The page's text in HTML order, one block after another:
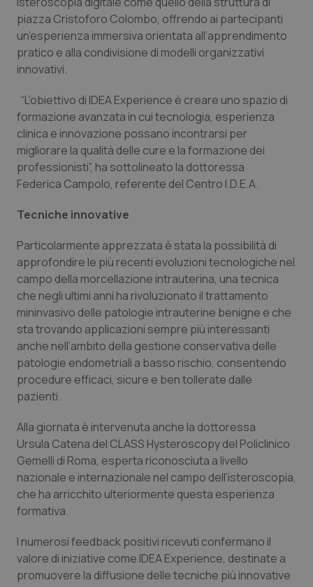
Provincia Autonoma di Bolzano
Provincia Autonoma di Trento
Puglia
Sardegna
Sicilia
Umbria
Valle D’Aosta
Veneto
Infezioni & Febbre
Ipertensione & Scompenso
Malattie rare
Malattia di Crohn & Rettocolite Ulcerosa
Neuroscienze & patologie neurodegenerative
Oftalmologia
Oncodermatologia
Oncoematologia
Oncologia & Nutrizione
Psoriasi & pelle
Quotidiano Cardiologia
Quotidiano Chirurgia
Quotidiano Oncologia
Rene & patologie urogenitali
piazza Cristoforo Colombo, offrendo ai partecipanti
un’esperienza immersiva orientata all’apprendimento
pratico e alla condivisione di modelli organizzativi
innovativi.
“L’obiettivo di IDEA Experience è creare uno spazio di
formazione avanzata in cui tecnologia, esperienza
clinica e innovazione possano incontrarsi per
migliorare la qualità delle cure e la formazione dei
professionisti”, ha sottolineato la dottoressa
Federica Campolo, referente del Centro I.D.E.A.
Tecniche innovative
Particolarmente apprezzata è stata la possibilità di
approfondire le più recenti evoluzioni tecnologiche nel
campo della morcellazione intrauterina, una tecnica
che negli ultimi anni ha rivoluzionato il trattamento
mininvasivo delle patologie intrauterine benigne e che
sta trovando applicazioni sempre più interessanti
anche nell’ambito della gestione conservativa delle
patologie endometriali a basso rischio, consentendo
procedure efficaci, sicure e ben tollerate dalle
pazienti.
Alla giornata è intervenuta anche la dottoressa
Ursula Catena del CLASS Hysteroscopy del Policlinico
Gemelli di Roma, esperta riconosciuta a livello
nazionale e internazionale nel campo dell’isteroscopia,
che ha arricchito ulteriormente questa esperienza
formativa.
I numerosi feedback positivi ricevuti confermano il
valore di iniziative come IDEA Experience, destinate a
promuovere la diffusione delle tecniche più innovative